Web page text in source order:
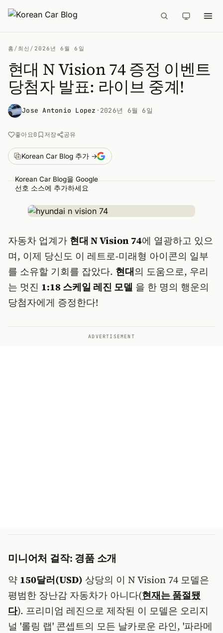
홈 / 최신 / 2026년 6월 6일
현대 N Vision 74 증정 이벤트
당첨자 발표: 라이브 중계!
Jose Antonio Lopez · 2026년 6월 6일
좋아요0 저장 공유
Korean Car Blog 추가 →
Korean Car Blog을 Google
선호 소스에 추가하세요
자동차 업계가 현대 N Vision 74에 열광하고 있으
며, 이제 당신도 이 레트로-미래형 아이콘의 일부
를 소유할 기회를 잡았다. 현대의 도움으로, 우리
는 멋진 1:18 스케일 레진 모델 을 한 명의 행운의
당첨자에게 증정한다!
ADVERTISEMENT
미니어처 걸작: 경품 소개
약 150달러(USD) 상당의 이 N Vision 74 모델은
평범한 장난감 자동차가 아니다(현재는 품절됐
다). 프리미엄 레진으로 제작된 이 모델은 오리지
널 '롤링 랩' 콘셉트의 모든 날카로운 라인, '파라메